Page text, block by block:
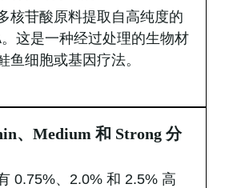
核苷酸原料提取自高纯度的
这是一种经过处理的生物材
鱼细胞或基因疗法。
、Medium 和 Strong 分
0.75%、2.0% 和 2.5% 高